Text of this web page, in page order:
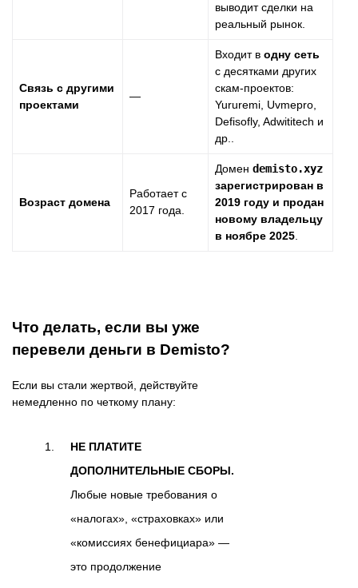
выводит сделки на
реальный рынок.
Связь с другими
проектами
—
Входит в одну сеть
с десятками других
скам-проектов:
Yururemi, Uvmepro,
Defisofly, Adwititech и
др..
Возраст домена
Работает с
2017 года.
Домен demisto.xyz
зарегистрирован в
2019 году и продан
новому владельцу
в ноябре 2025.
Что делать, если вы уже
перевели деньги в Demisto?
Если вы стали жертвой, действуйте
немедленно по четкому плану:
НЕ ПЛАТИТЕ
ДОПОЛНИТЕЛЬНЫЕ СБОРЫ.
Любые новые требования о
«налогах», «страховках» или
«комиссиях бенефициара» —
это продолжение